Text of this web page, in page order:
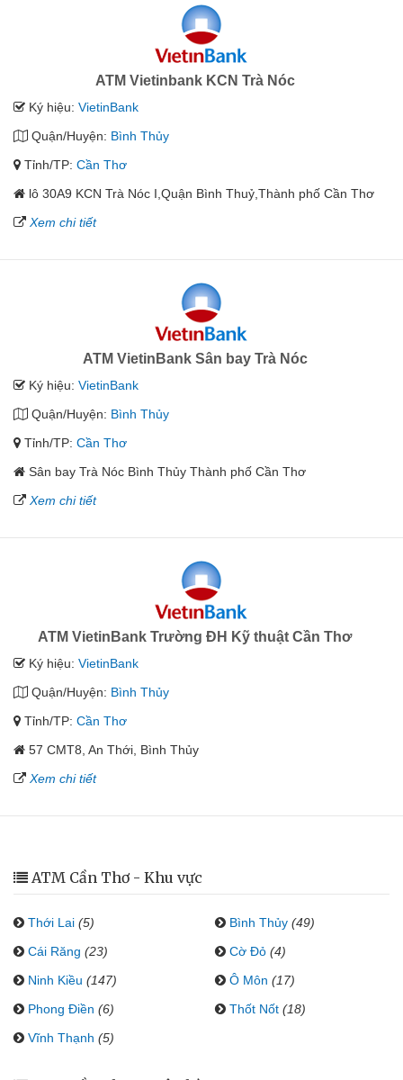
ATM Vietinbank KCN Trà Nóc
Ký hiệu: VietinBank
Quận/Huyện: Bình Thủy
Tỉnh/TP: Cần Thơ
lô 30A9 KCN Trà Nóc I,Quận Bình Thuỷ,Thành phố Cần Thơ
Xem chi tiết
ATM VietinBank Sân bay Trà Nóc
Ký hiệu: VietinBank
Quận/Huyện: Bình Thủy
Tỉnh/TP: Cần Thơ
Sân bay Trà Nóc Bình Thủy Thành phố Cần Thơ
Xem chi tiết
ATM VietinBank Trường ĐH Kỹ thuật Cần Thơ
Ký hiệu: VietinBank
Quận/Huyện: Bình Thủy
Tỉnh/TP: Cần Thơ
57 CMT8, An Thới, Bình Thủy
Xem chi tiết
ATM Cần Thơ - Khu vực
Thới Lai (5) Bình Thủy (49)
Cái Răng (23) Cờ Đỏ (4)
Ninh Kiều (147) Ô Môn (17)
Phong Điền (6) Thốt Nốt (18)
Vĩnh Thạnh (5)